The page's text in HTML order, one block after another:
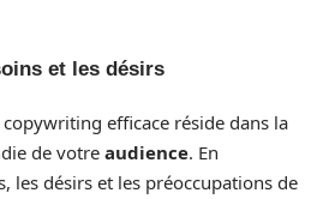
et les désirs
efficace réside dans la
de votre audience. En
les désirs et les préoccupations de